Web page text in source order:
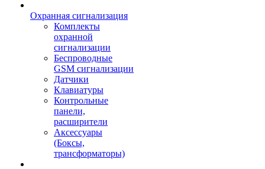
Охранная сигнализация
Комплекты
охранной
сигнализации
Беспроводные
GSM сигнализации
Датчики
Клавиатуры
Контрольные
панели,
расширители
Аксессуары
(Боксы,
трансформаторы)